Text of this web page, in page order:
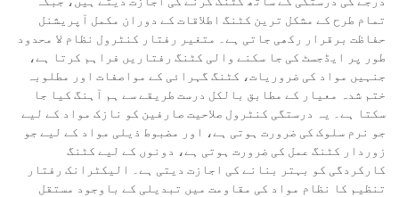
تمام طرح کے مشکل ترین کٹنگ اطلاقات کے دوران مکمل آپریشنل
حفاظت برقرار رکھی جاتی ہے۔ متغیر رفتار کنٹرول نظام لا محدود
طور پر ایڈجسٹ کی جا سکنے والی کٹنگ رفتاریں فراہم کرتا ہے،
جنہیں مواد کی ضروریات، کٹنگ گہرائی کے مواصفات اور مطلوبہ
ختم شدہ معیار کے مطابق بالکل درست طریقے سے ہم آہنگ کیا جا
سکتا ہے۔ یہ درستگی کنٹرول صلاحیت صارفین کو نازک مواد کے لیے
جو نرم سلوک کی ضرورت ہوتی ہے، اور مضبوط ذیلی مواد کے لیے جو
زوردار کٹنگ عمل کی ضرورت ہوتی ہے، دونوں کے لیے کٹنگ
کارکردگی کو بہتر بنانے کی اجازت دیتی ہے۔ الیکٹرانک رفتار
تنظیم کا نظام مواد کی مقاومت میں تبدیلی کے باوجود مستقل